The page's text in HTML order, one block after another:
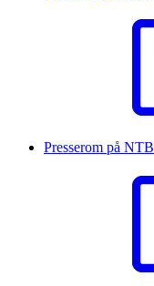
Presserom på NTB